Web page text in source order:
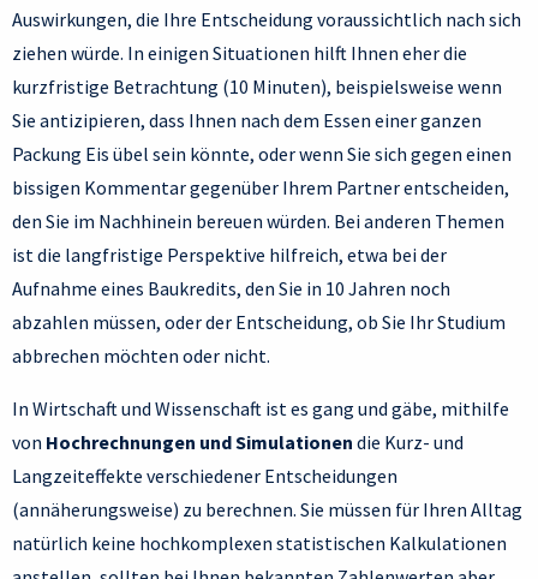
Auswirkungen, die Ihre Entscheidung voraussichtlich nach sich
ziehen würde. In einigen Situationen hilft Ihnen eher die
kurzfristige Betrachtung (10 Minuten), beispielsweise wenn
Sie antizipieren, dass Ihnen nach dem Essen einer ganzen
Packung Eis übel sein könnte, oder wenn Sie sich gegen einen
bissigen Kommentar gegenüber Ihrem Partner entscheiden,
den Sie im Nachhinein bereuen würden. Bei anderen Themen
ist die langfristige Perspektive hilfreich, etwa bei der
Aufnahme eines Baukredits, den Sie in 10 Jahren noch
abzahlen müssen, oder der Entscheidung, ob Sie Ihr Studium
abbrechen möchten oder nicht.
In Wirtschaft und Wissenschaft ist es gang und gäbe, mithilfe
von Hochrechnungen und Simulationen die Kurz- und
Langzeiteffekte verschiedener Entscheidungen
(annäherungsweise) zu berechnen. Sie müssen für Ihren Alltag
natürlich keine hochkomplexen statistischen Kalkulationen